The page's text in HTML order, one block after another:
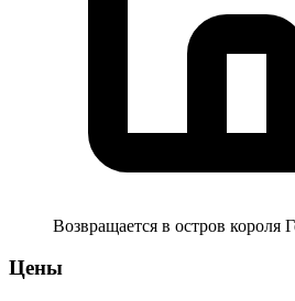
Возвращается в остров короля
Цены